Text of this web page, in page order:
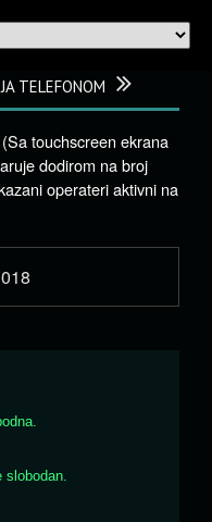
TELEFONOM
touchscreen ekrana
dodirom na broj
operateri aktivni na